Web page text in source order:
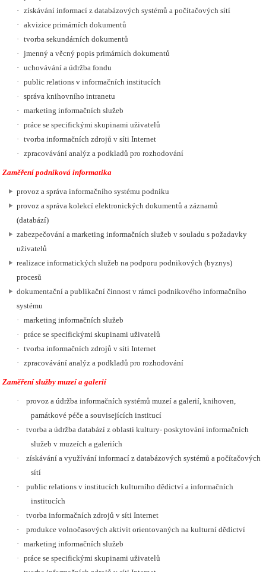
· získávání informací z databázových systémů a počítačových sítí
· akvizice primárních dokumentů
· tvorba sekundárních dokumentů
· jmenný a věcný popis primárních dokumentů
· uchovávání a údržba fondu
· public relations v informačních institucích
· správa knihovního intranetu
· marketing informačních služeb
· práce se specifickými skupinami uživatelů
· tvorba informačních zdrojů v síti Internet
· zpracovávání analýz a podkladů pro rozhodování
Zaměření podniková informatika
provoz a správa informačního systému podniku
provoz a správa kolekcí elektronických dokumentů a záznamů
(databází)
zabezpečování a marketing informačních služeb v souladu s požadavky
uživatelů
realizace informatických služeb na podporu podnikových (byznys)
procesů
dokumentační a publikační činnost v rámci podnikového informačního
systému
· marketing informačních služeb
· práce se specifickými skupinami uživatelů
· tvorba informačních zdrojů v síti Internet
· zpracovávání analýz a podkladů pro rozhodování
Zaměření služby muzeí a galerií
·
provoz a údržba informačních systémů muzeí a galerií, knihoven,
památkové péče a souvisejících institucí
·
tvorba a údržba databází z oblasti kultury- poskytování informačních
služeb v muzeích a galeriích
·
získávání a využívání informací z databázových systémů a počítačových
sítí
·
public relations v institucích kulturního dědictví a informačních
institucích
·
tvorba informačních zdrojů v síti Internet
·
produkce volnočasových aktivit orientovaných na kulturní dědictví
· marketing informačních služeb
· práce se specifickými skupinami uživatelů